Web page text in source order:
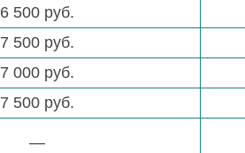
6 500 руб.
7 500 руб.
7 000 руб.
7 500 руб.
—